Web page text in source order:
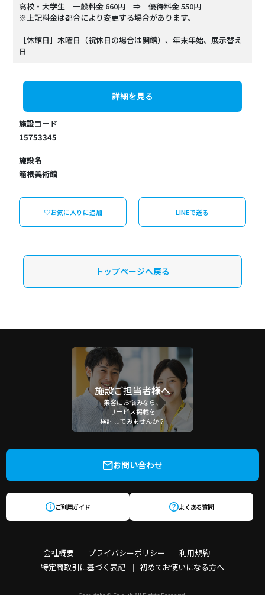
高校・大学生 一般料金 660円 ⇒ 優待料金 550円
※上記料金は都合により変更する場合があります。
［休館日］木曜日（祝休日の場合は開館）、年末年始、展示替え
日
詳細を見る
施設コード
15753345
施設名
箱根美術館
♡お気に入りに追加 LINEで送る
トップページへ戻る
施設ご担当者様へ
集客にお悩みなら、
サービス掲載を
検討してみませんか？
会社概要 プライバシーポリシー
利用規約
特定商取引に基づく表記
初めてお使いになる方へ
お問い合わせ
ご利用ガイド よくある質問